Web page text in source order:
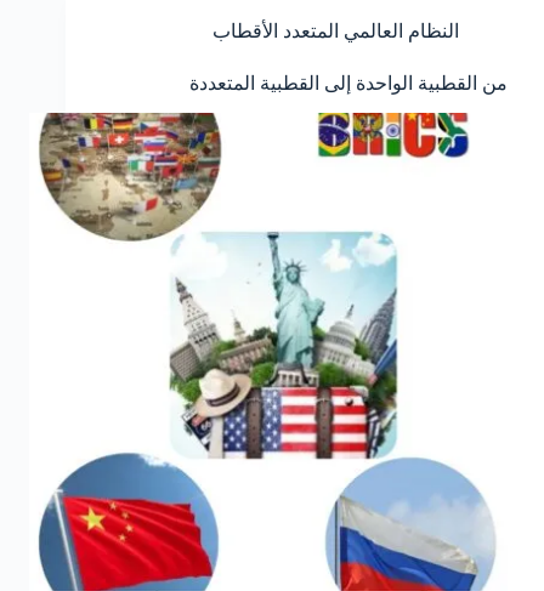
النظام العالمي المتعدد الأقطاب
من القطبية الواحدة إلى القطبية المتعددة